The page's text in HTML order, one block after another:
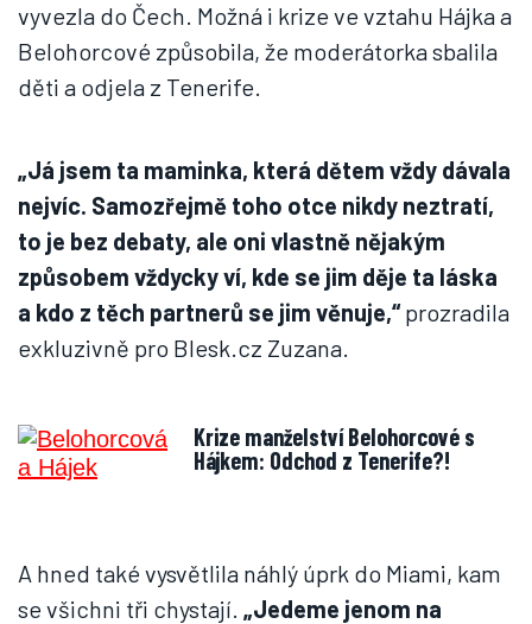
vyvezla do Čech. Možná i krize ve vztahu Hájka a
Belohorcové způsobila, že moderátorka sbalila
děti a odjela z Tenerife.
„Já jsem ta maminka, která dětem vždy dávala
nejvíc. Samozřejmě toho otce nikdy neztratí,
to je bez debaty, ale oni vlastně nějakým
způsobem vždycky ví, kde se jim děje ta láska
a kdo z těch partnerů se jim věnuje,“prozradila
exkluzivně pro Blesk.cz Zuzana.
Krize manželství Belohorcové s
Hájkem: Odchod z Tenerife?!
A hned také vysvětlila náhlý úprk do Miami, kam
se všichni tři chystají. „Jedeme jenom na